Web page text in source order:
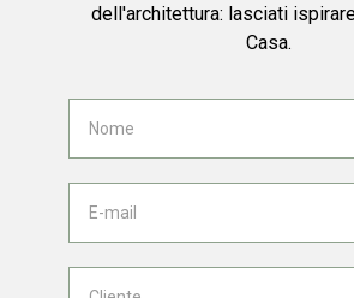
dell'architettura: lasciati
Casa.